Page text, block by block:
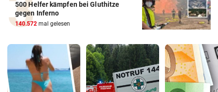
500 Helfer kämpfen bei Gluthitze
gegen Inferno
140.572 mal gelesen